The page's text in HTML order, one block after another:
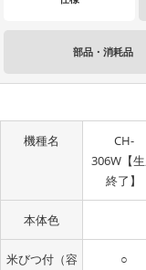
部品・消耗品
機種名
CH-
306W【
終了】
本体色
米びつ付（容
○